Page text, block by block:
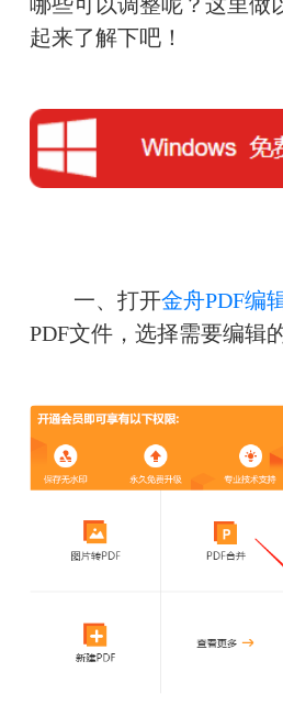
哪些可以调整呢？这里做
起来了解下吧！
一、打开金舟PDF编
PDF文件，选择需要编辑